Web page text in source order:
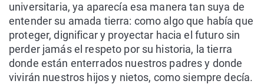
universitaria, ya aparecía esa manera tan suya de
entender su amada tierra: como algo que había que
proteger, dignificar y proyectar hacia el futuro sin
perder jamás el respeto por su historia, la tierra
donde están enterrados nuestros padres y donde
vivirán nuestros hijos y nietos, como siempre decía.